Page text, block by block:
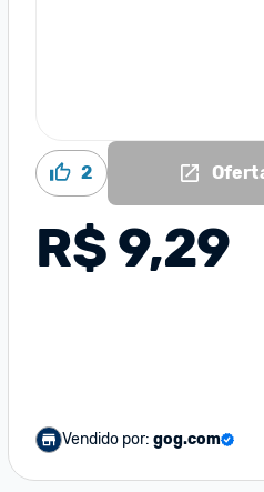
2
R$ 9,29
Vendido por: gog.com